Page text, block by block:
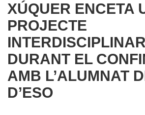
XÚQUER ENCETA
PROJECTE
DURANT EL
AMB L’ALUMNAT
D’ESO